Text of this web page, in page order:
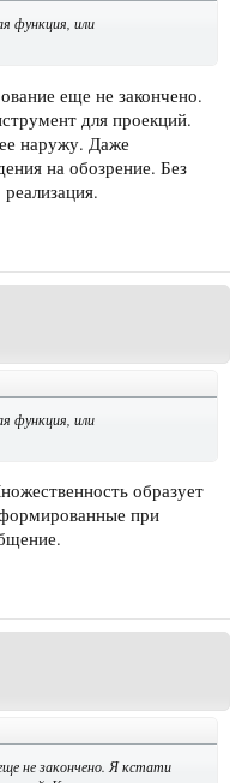
функция, или
еще не закончено.
для проекций.
наружу. Даже
на обозрение. Без
функция, или
образует
при
не закончено. Я кстати